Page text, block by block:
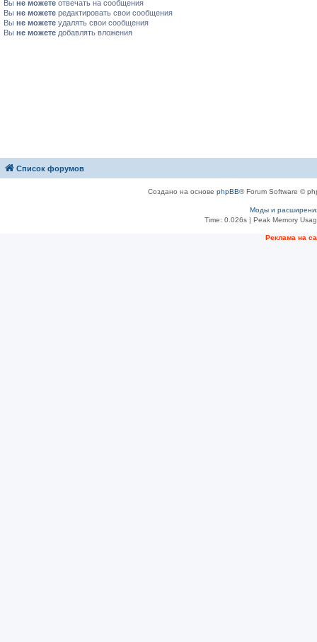
Вы не можете отвечать на сообщения
Вы не можете редактировать свои сообщения
Вы не можете удалять свои сообщения
Вы не можете добавлять вложения
Список форумов
Создано на основе phpBB® Forum Software ©
Моды и
Time: 0.026s| Peak Memory
Рeклама на